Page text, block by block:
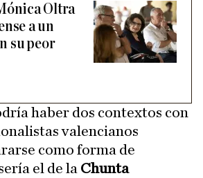
Oltra
a un
su peor
haber dos contextos con
valencianos
como forma de
el de la Chunta